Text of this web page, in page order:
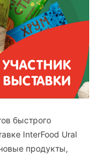
быстрого
InterFood Ural
продукты,